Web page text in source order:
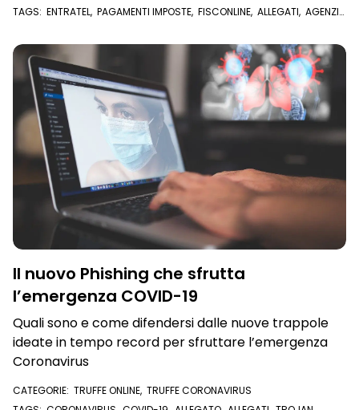
TAGS: ENTRATEL, PAGAMENTI IMPOSTE, FISCONLINE, ALLEGATI, AGENZIA
Il nuovo Phishing che sfrutta
l’emergenza COVID-19
Quali sono e come difendersi dalle nuove trappole
ideate in tempo record per sfruttare l’emergenza
Coronavirus
CATEGORIE: TRUFFE ONLINE, TRUFFE CORONAVIRUS